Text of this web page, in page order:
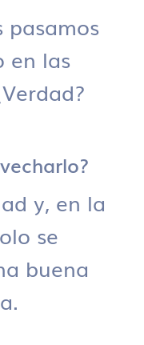
pasamos
en las
y, en la
se
buena